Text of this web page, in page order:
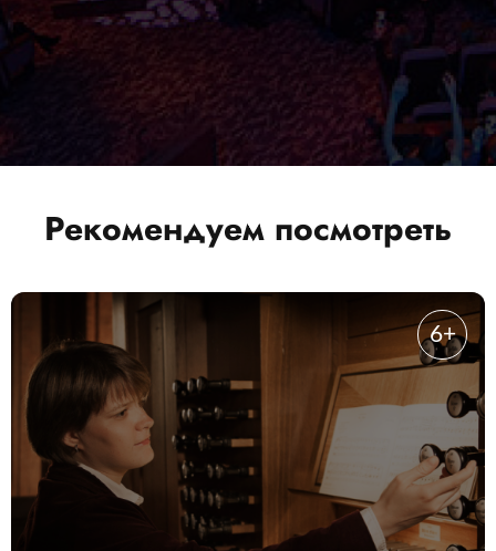
Рекомендуем посмотреть
6+